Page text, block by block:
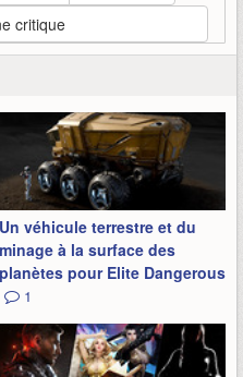
critique
Un véhicule terrestre et du
minage à la surface des
planètes pour Elite Dangerous
1